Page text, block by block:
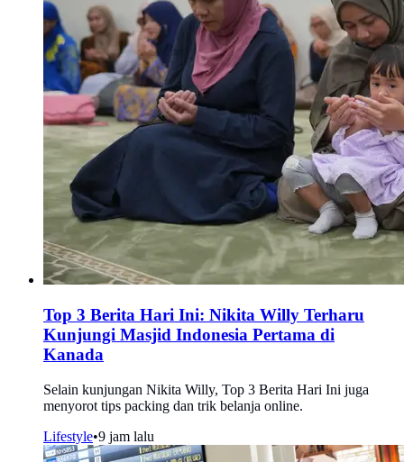
Top 3 Berita Hari Ini: Nikita Willy Terharu
Kunjungi Masjid Indonesia Pertama di
Kanada
Selain kunjungan Nikita Willy, Top 3 Berita Hari Ini juga
menyorot tips packing dan trik belanja online.
Lifestyle•9 jam lalu